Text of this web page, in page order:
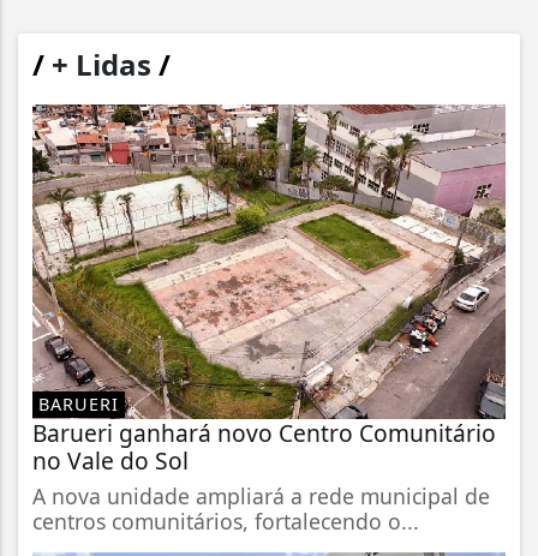
/ + Lidas /
BARUERI
Barueri ganhará novo Centro Comunitário
no Vale do Sol
A nova unidade ampliará a rede municipal de
centros comunitários, fortalecendo o...